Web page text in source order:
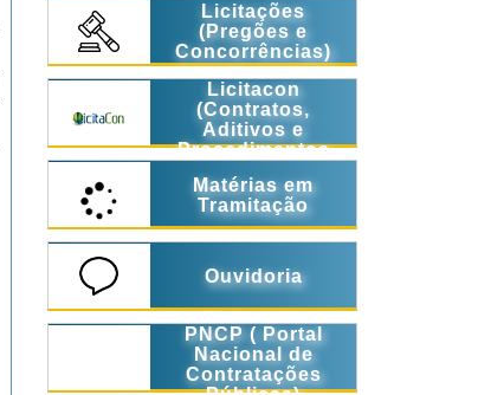
Licitações
(Pregões e
Concorrências)
Licitacon
(Contratos,
Aditivos e
Procedimentos
Matérias em
Tramitação
Ouvidoria
PNCP ( Portal
Nacional de
Contratações